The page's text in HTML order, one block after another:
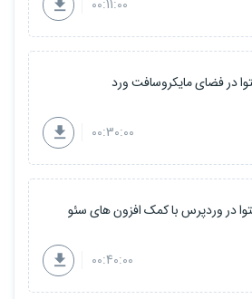
00:11:00
00:30:00
00:40:00